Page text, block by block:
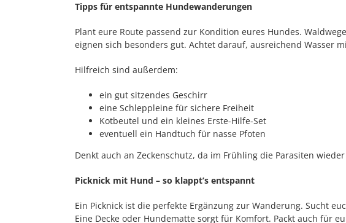
Tipps für entspannte Hundewanderungen
Plant eure Route passend zur Kondition eures Hundes.
eignen sich besonders gut. Achtet darauf, ausreichend Wasser
Hilfreich sind außerdem:
ein gut sitzendes Geschirr
eine Schleppleine für sichere Freiheit
Kotbeutel und ein kleines Erste-Hilfe-Set
eventuell ein Handtuch für nasse Pfoten
Denkt auch an Zeckenschutz, da im Frühling die Parasiten
Picknick mit Hund – so klappt’s entspannt
Ein Picknick ist die perfekte Ergänzung zur Wanderung. Sucht
Eine Decke oder Hundematte sorgt für Komfort. Packt auch für